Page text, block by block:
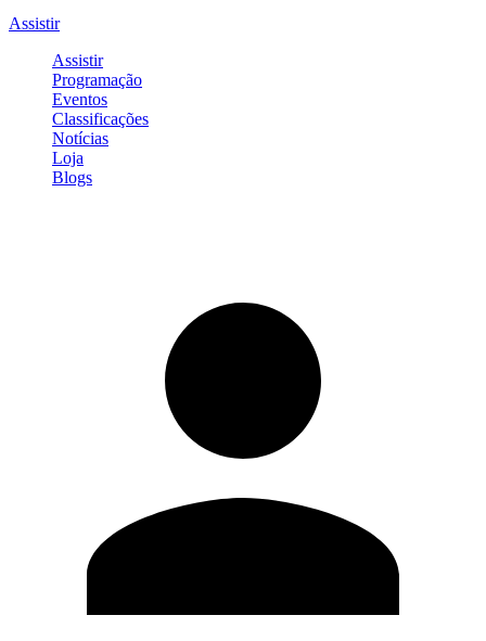
Assistir
Assistir
Programação
Eventos
Classificações
Notícias
Loja
Blogs